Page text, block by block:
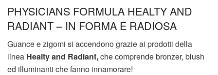
PHYSICIANS FORMULA HEALTY AND
RADIANT – IN FORMA E RADIOSA
Guance e zigomi si accendono grazie ai prodotti della
linea Healty and Radiant,che comprende bronzer, blush
ed illuminanti che fanno innamorare!